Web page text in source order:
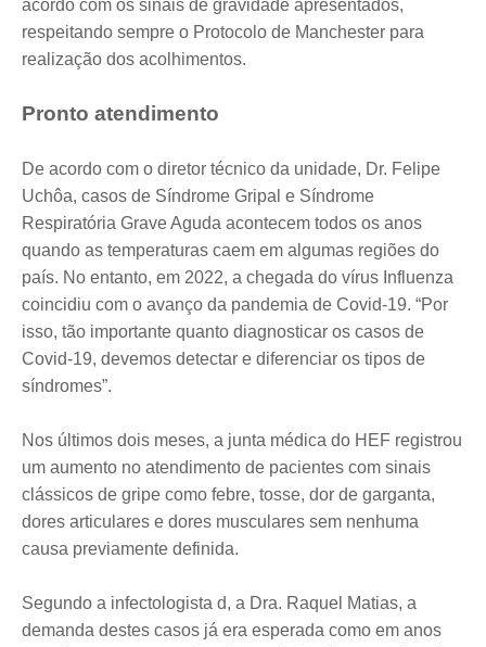
acordo com os sinais de gravidade apresentados,
respeitando sempre o Protocolo de Manchester para
realização dos acolhimentos.
Pronto atendimento
De acordo com o diretor técnico da unidade, Dr. Felipe
Uchôa, casos de Síndrome Gripal e Síndrome
Respiratória Grave Aguda acontecem todos os anos
quando as temperaturas caem em algumas regiões do
país. No entanto, em 2022, a chegada do vírus Influenza
coincidiu com o avanço da pandemia de Covid-19. “Por
isso, tão importante quanto diagnosticar os casos de
Covid-19, devemos detectar e diferenciar os tipos de
síndromes”.
Nos últimos dois meses, a junta médica do HEF registrou
um aumento no atendimento de pacientes com sinais
clássicos de gripe como febre, tosse, dor de garganta,
dores articulares e dores musculares sem nenhuma
causa previamente definida.
Segundo a infectologista d, a Dra. Raquel Matias, a
demanda destes casos já era esperada como em anos